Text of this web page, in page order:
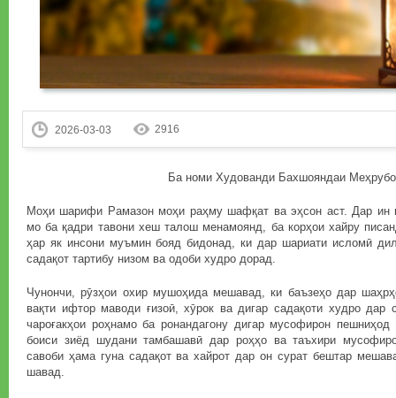
2026-03-03 2916
Ба номи Худованди Бахшояндаи
Моҳи шарифи Рамазон моҳи раҳму шафқат ва эҳсон аст. Дар ин
мо ба қадри тавони хеш талош менамоянд, ба корҳои хайру
ҳар як инсони муъмин бояд бидонад, ки дар шариати исломӣ
садақот тартибу низом ва одоби худро дорад.
Чунончи, рӯзҳои охир мушоҳида мешавад, ки баъзеҳо дар
вақти ифтор маводи ғизоӣ, хӯрок ва дигар садақоти худро дар
чароғакҳои роҳнамо ба ронандагону дигар мусофирон
боиси зиёд шудани тамбашавӣ дар роҳҳо ва таъхири
савоби ҳама гуна садақот ва хайрот дар он сурат бештар
шавад.